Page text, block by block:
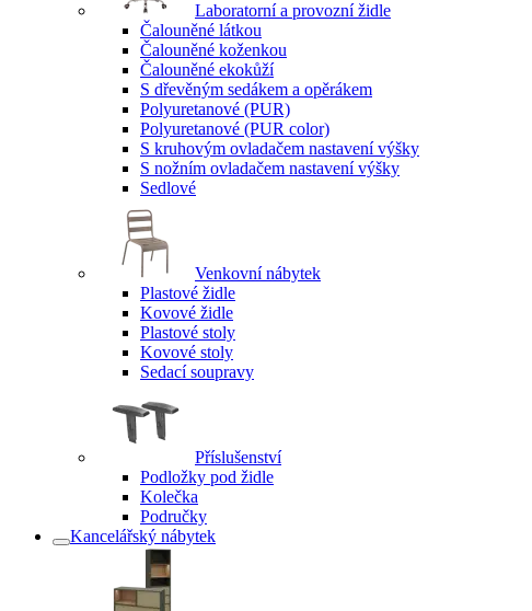
Laboratorní a provozní židle
Čalouněné látkou
Čalouněné koženkou
Čalouněné ekokůží
S dřevěným sedákem a opěrákem
Polyuretanové (PUR)
Polyuretanové (PUR color)
S kruhovým ovladačem nastavení výšky
S nožním ovladačem nastavení výšky
Sedlové
Venkovní nábytek
Plastové židle
Kovové židle
Plastové stoly
Kovové stoly
Sedací soupravy
Příslušenství
Podložky pod židle
Kolečka
Područky
Kancelářský nábytek